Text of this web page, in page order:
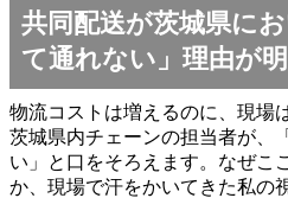
共同配送が茨城県に
て通れない」理由が
物流コストは増えるのに、現場
茨城県内チェーンの担当者が、
い」と口をそろえます。なぜこ
か、現場で汗をかいてきた私の